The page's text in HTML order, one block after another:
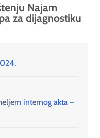
Najam
za dijagnostiku
internog akta –